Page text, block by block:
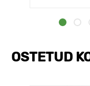
OSTETUD